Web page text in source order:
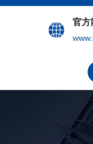
官方